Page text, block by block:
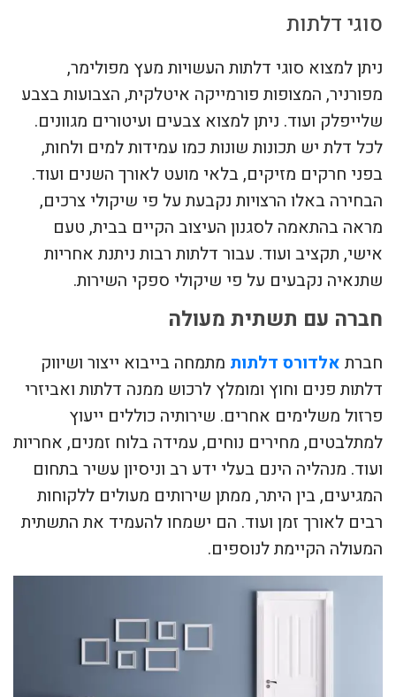
סוגי דלתות
ניתן למצוא סוגי דלתות העשויות מעץ מפולימר,
מפורניר, המצופות פורמייקה איטלקית, הצבועות בצבע
שלייפלק ועוד. ניתן למצוא צבעים ועיטורים מגוונים.
לכל דלת יש תכונות שונות כמו עמידות למים ולחות,
בפני חרקים מזיקים, בלאי מועט לאורך השנים ועוד.
הבחירה באלו הרצויות נקבעת על פי שיקולי צרכים,
מראה בהתאמה לסגנון העיצוב הקיים בבית, טעם
אישי, תקציב ועוד. עבור דלתות רבות ניתנת אחריות
שתנאיה נקבעים על פי שיקולי ספקי השירות.
חברה עם תשתית מעולה
חברת אלדורס דלתות מתמחה בייבוא ייצור ושיווק
דלתות פנים וחוץ ומומלץ לרכוש ממנה דלתות ואביזרי
פרזול משלימים אחרים. שירותיה כוללים ייעוץ
למתלבטים, מחירים נוחים, עמידה בלוח זמנים, אחריות
ועוד. מנהליה הינם בעלי ידע רב וניסיון עשיר בתחום
המגיעים, בין היתר, ממתן שירותים מעולים ללקוחות
רבים לאורך זמן ועוד. הם ישמחו להעמיד את התשתית
המעולה הקיימת לנוספים.